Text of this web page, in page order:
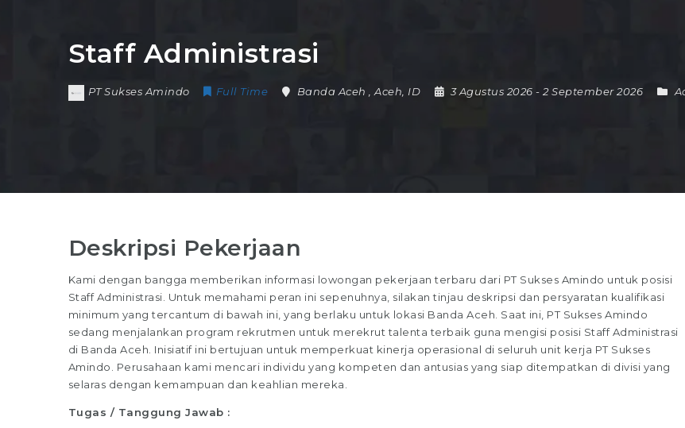
Staff Administrasi
PT Sukses Amindo Full Time Banda Aceh ,Aceh ID 3 Agustus 2026- 2 September 2026
Deskripsi Pekerjaan
Kami dengan bangga memberikan informasi lowongan pekerjaan terbaru dari PT Sukses Amindo untuk posisi
Staff Administrasi. Untuk memahami peran ini sepenuhnya, silakan tinjau deskripsi dan persyaratan kualifikasi
minimum yang tercantum di bawah ini, yang berlaku untuk lokasi Banda Aceh. Saat ini, PT Sukses Amindo
sedang menjalankan program rekrutmen untuk merekrut talenta terbaik guna mengisi posisi Staff Administrasi
di Banda Aceh. Inisiatif ini bertujuan untuk memperkuat kinerja operasional di seluruh unit kerja PT Sukses
Amindo. Perusahaan kami mencari individu yang kompeten dan antusias yang siap ditempatkan di divisi yang
selaras dengan kemampuan dan keahlian mereka.
Tugas / Tanggung Jawab :